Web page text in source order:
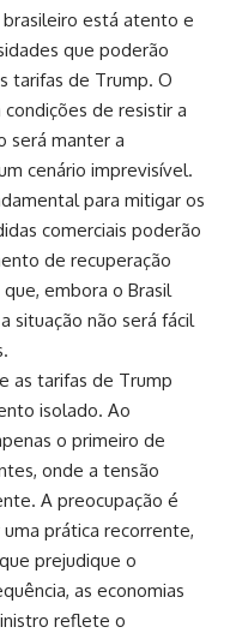
está atento e
que poderão
tarifas de Trump. O
de resistir a
será manter a
cenário imprevisível.
para mitigar os
comerciais poderão
de recuperação
embora o Brasil
situação não será fácil
as tarifas de Trump
isolado. Ao
o primeiro de
onde a tensão
A preocupação é
prática recorrente,
prejudique o
as economias
reflete o